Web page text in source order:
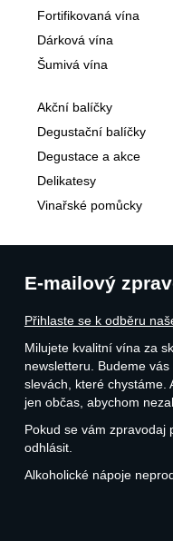
Fortifikovaná vína
Dárková vína
Šumivá vína
Akční balíčky
Degustační balíčky
Degustace a akce
Delikatesy
Vinařské pomůcky
E-mailový
Přihlaste se k odběru
Milujete kvalitní vína za
newsletteru. Budeme
slevách, které chystáme.
jen občas, abychom
Pokud se vám zpravodaj
odhlásit.
Alkoholické nápoje